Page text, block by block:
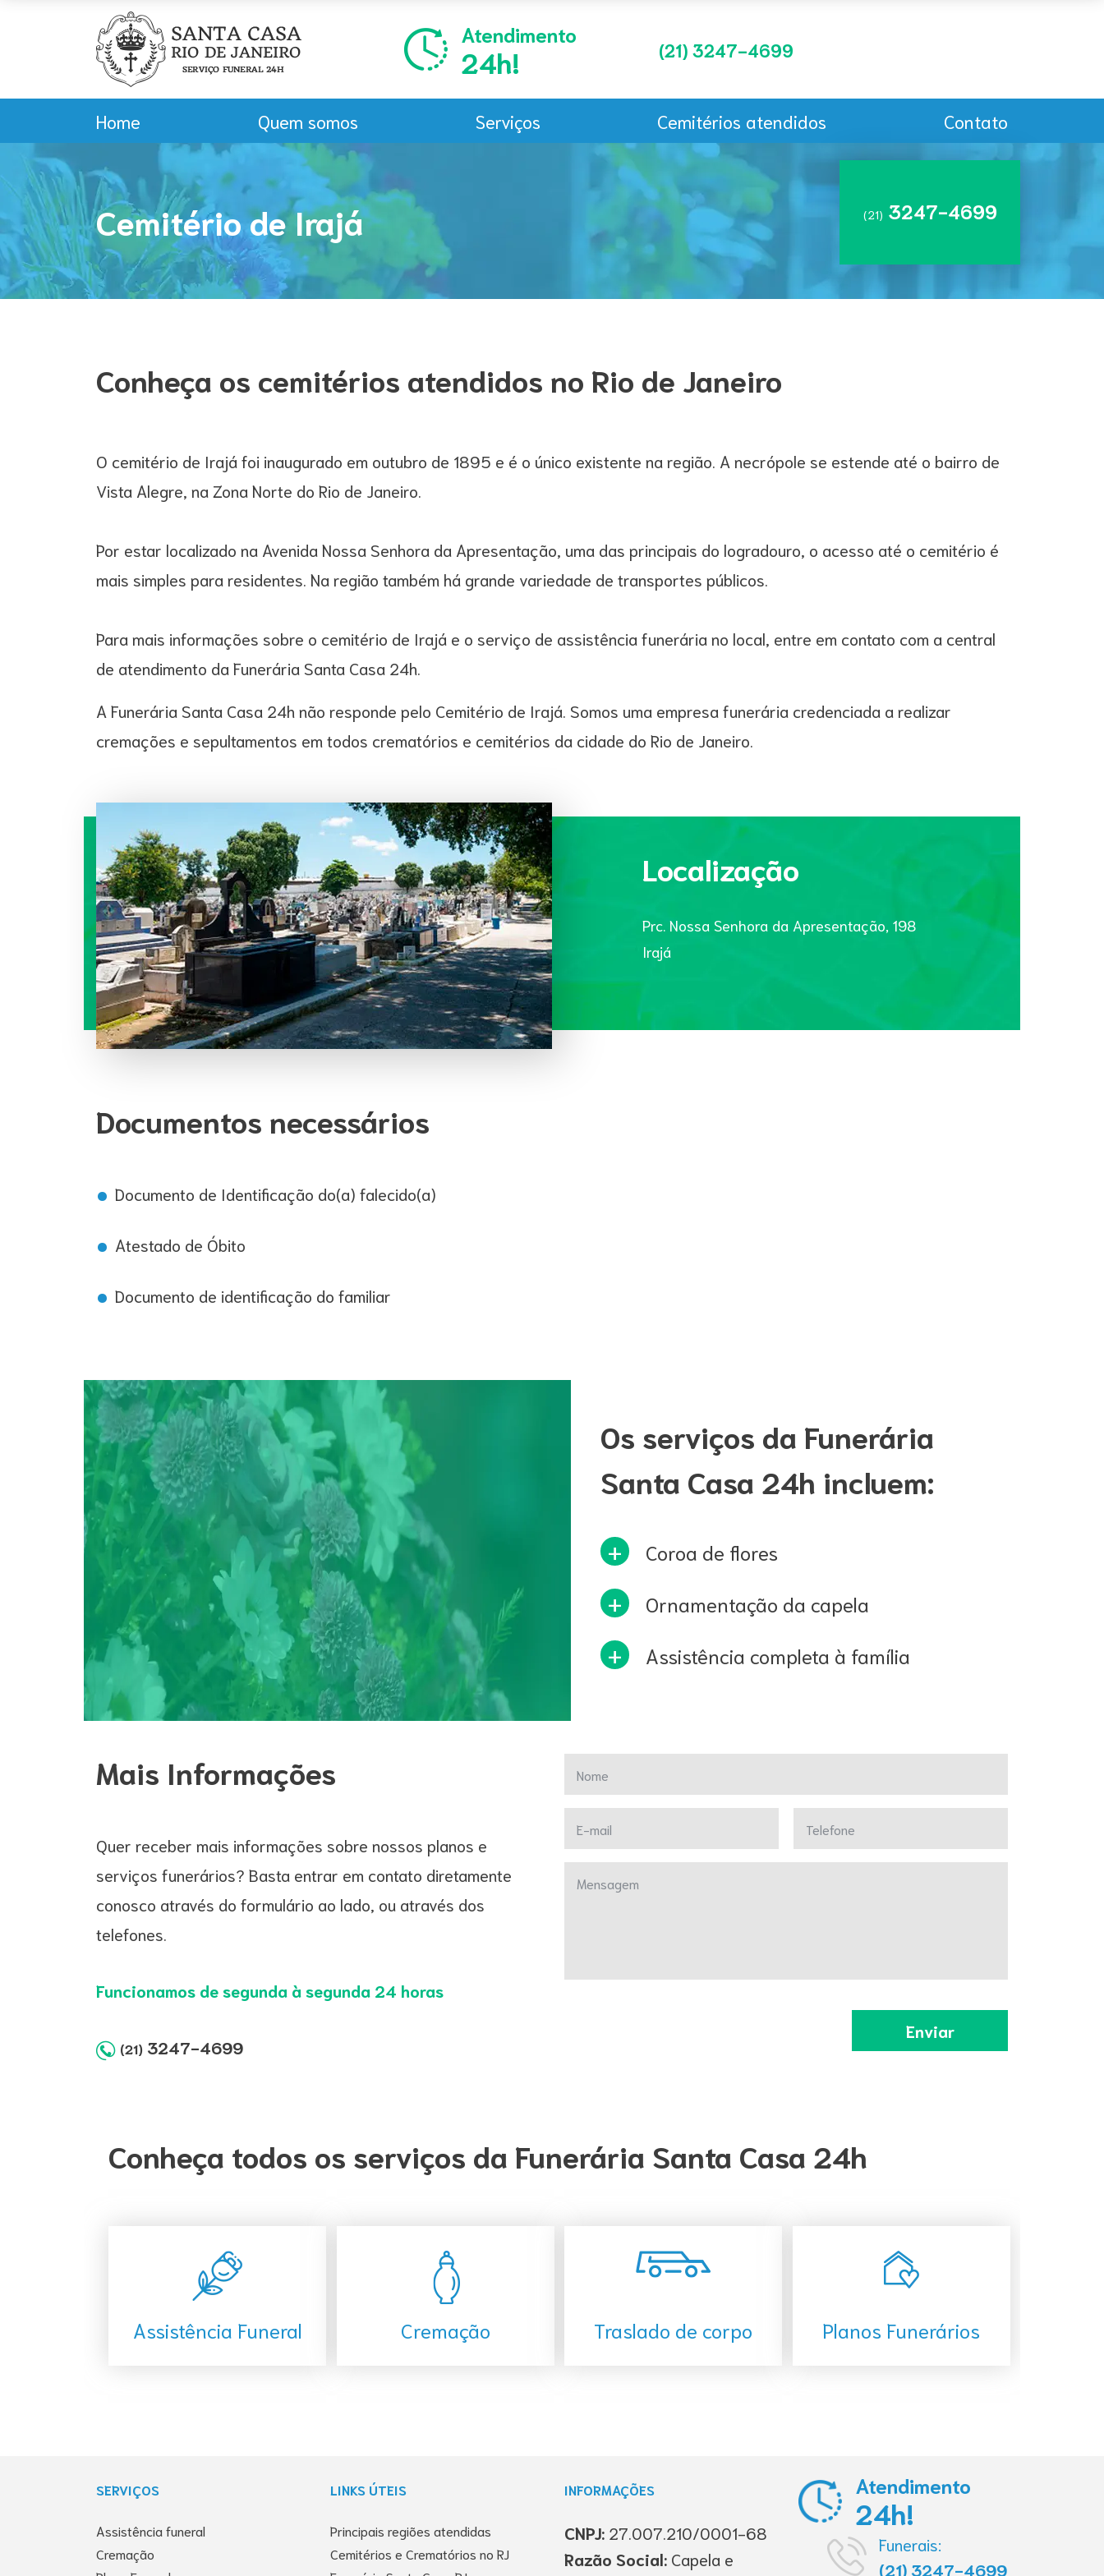
Atendimento
24h! (21) 3247-4699
Home Quem somos Serviços Cemitérios atendidos Contato
Cemitério de Irajá (21) 3247-4699
Conheça os cemitérios atendidos no Rio de Janeiro
O cemitério de Irajá foi inaugurado em outubro de 1895 e é o único existente na região. A necrópole se estende até o bairro de
Vista Alegre, na Zona Norte do Rio de Janeiro.
Por estar localizado na Avenida Nossa Senhora da Apresentação, uma das principais do logradouro, o acesso até o cemitério é
mais simples para residentes. Na região também há grande variedade de transportes públicos.
Para mais informações sobre o cemitério de Irajá e o serviço de assistência funerária no local, entre em contato com a central
de atendimento da Funerária Santa Casa 24h.
A Funerária Santa Casa 24h não responde pelo Cemitério de Irajá. Somos uma empresa funerária credenciada a realizar
cremações e sepultamentos em todos crematórios e cemitérios da cidade do Rio de Janeiro.
Localização
Prc. Nossa Senhora da Apresentação, 198
Irajá
Documentos necessários
Documento de Identificação do(a) falecido(a)
Atestado de Óbito
Documento de identificação do familiar
Os serviços da Funerária
Santa Casa 24h incluem:
Coroa de flores
Ornamentação da capela
Assistência completa à família
Mais Informações
Quer receber mais informações sobre nossos planos e
serviços funerários? Basta entrar em contato diretamente
conosco através do formulário ao lado, ou através dos
telefones.
Funcionamos de segunda à segunda 24 horas
(21) 3247-4699
Nome
E-mail Telefone
Mensagem
Conheça todos os serviços da Funerária Santa Casa 24h
Assistência Funeral Cremação Traslado de corpo Planos Funerários
SERVIÇOS
Assistência funeral
Cremação
LINKS ÚTEIS
Principais regiões atendidas
Cemitérios e Crematórios no RJ
INFORMAÇÕES
CNPJ: 27.007.210/0001-68
Razão Social: Capela e
Atendimento
24h!
Funerais:
(21) 3247-4699